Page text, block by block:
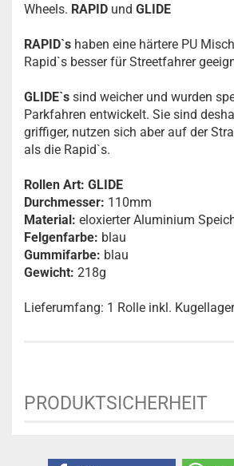
Wheels. RAPID und GLIDE
RAPID`s haben eine härtere PU
Rapid`s besser für Streetfahrer
GLIDE`s sind weicher und wurden
Parkfahren entwickelt. Sie sind
griffiger, nutzen sich aber auf der
als die Rapid`s.
Rollen Art: GLIDE
Durchmesser: 110mm
Material: eloxierter Aluminium
Felgenfarbe: blau
Gummifarbe: blau
Gewicht: 218g
Lieferumfang: 1 Rolle inkl. Kugellager
PRODUKTSICHERHEIT